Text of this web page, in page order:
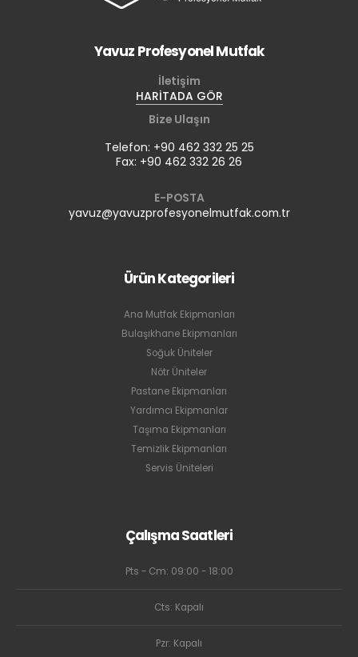
Yavuz Profesyonel Mutfak
İletişim
HARİTADA GÖR
Bize Ulaşın
Telefon: +90 462 332 25 25
Fax: +90 462 332 26 26
E-POSTA
yavuz@yavuzprofesyonelmutfak.com.tr
Ürün Kategorileri
Ana Mutfak Ekipmanları
Bulaşıkhane Ekipmanları
Soğuk Üniteler
Nötr Üniteler
Pastane Ekipmanları
Yardımcı Ekipmanlar
Taşıma Ekipmanları
Temizlik Ekipmanları
Servis Üniteleri
Çalışma Saatleri
Pts - Cm: 09:00 - 18:00
Cts: Kapalı
Pzr: Kapalı